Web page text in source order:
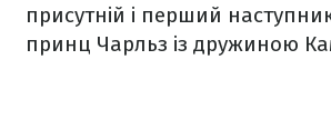
присутній і перший
принц Чарльз із дружиною